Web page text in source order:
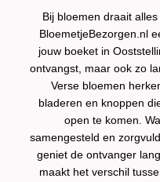
Bij bloemen draait
BloemetjeBezorgen.nl
jouw boeket in
ontvangst, maar ook zo
Verse bloemen
bladeren en knoppen
open te komen.
samengesteld en
geniet de ontvanger
maakt het verschil